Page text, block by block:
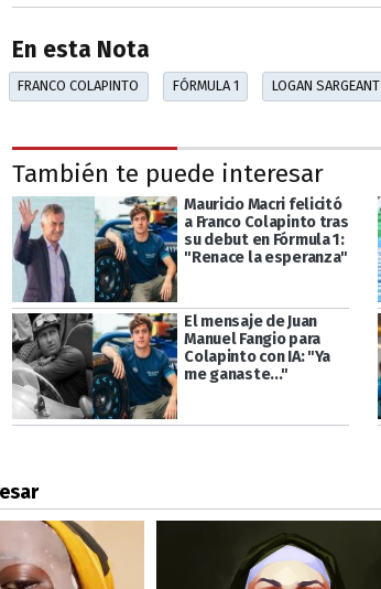
En esta Nota
FRANCO COLAPINTO FÓRMULA 1 LOGAN SARGEANT
También te puede interesar
Mauricio Macri felicitó
a Franco Colapinto tras
su debut en Fórmula 1:
"Renace la esperanza"
El mensaje de Juan
Manuel Fangio para
Colapinto con IA: "Ya
me ganaste..."